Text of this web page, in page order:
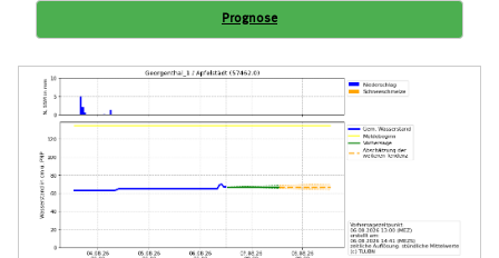
Prognose